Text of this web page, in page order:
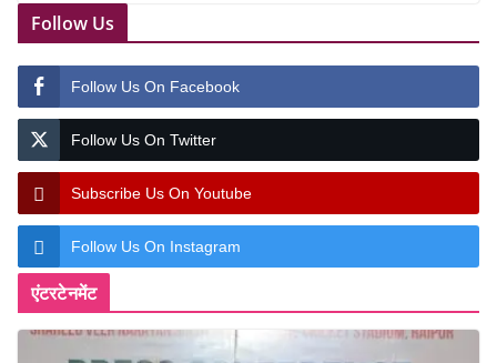
Follow Us
Follow Us On Facebook
Follow Us On Twitter
Subscribe Us On Youtube
Follow Us On Instagram
एंटरटेनमेंट